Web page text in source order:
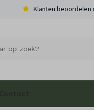
Klanten beoordelen